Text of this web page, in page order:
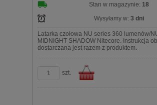
Stan w magazynie: 18
Wysyłamy w: 3 dni
Latarka czołowa NU series 360 lumenów/
MIDNIGHT SHADOW Nitecore. Instrukcja
dostarczana jest razem z produktem.
szt.